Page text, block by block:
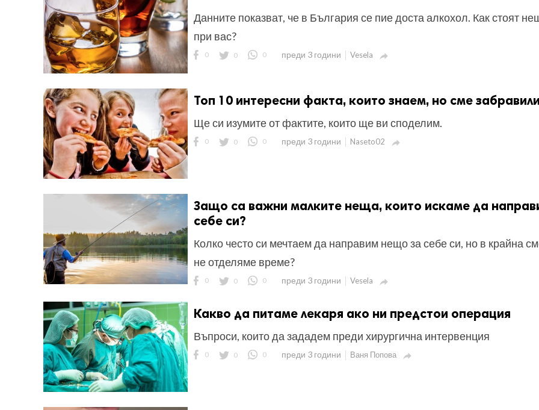
Данните показват, че в България се пие доста алкохол. Как стоят
при вас?
0 0 0 преди 3 години Vesela 
Топ 10 интересни факта, които знаем, но сме
Ще си изумите от фактите, които ще ви споделим.
0 0 0 преди 3 години Naseto02 
Защо са важни малките неща, които искаме да
себе си?
Колко често си мечтаем да направим нещо за себе си, но в крайна
не отделяме време?
0 0 0 преди 3 години Vesela 
Какво да питаме лекаря ако ни предстои операция
Въпроси, които да зададем преди хирургична интервенция
0 0 0 преди 3 години Ваня Попова 